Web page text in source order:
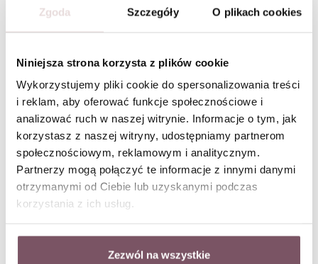
Zgoda Szczegóły O plikach cookies
Niniejsza strona korzysta z plików cookie
Wykorzystujemy pliki cookie do spersonalizowania treści
i reklam, aby oferować funkcje społecznościowe i
analizować ruch w naszej witrynie. Informacje o tym, jak
korzystasz z naszej witryny, udostępniamy partnerom
społecznościowym, reklamowym i analitycznym.
Partnerzy mogą połączyć te informacje z innymi danymi
otrzymanymi od Ciebie lub uzyskanymi podczas
korzystania z ich usług.
Zezwól na wszystkie
Naszyjnik kryształek z serduszkiem, stal pozłacana S315513Z00